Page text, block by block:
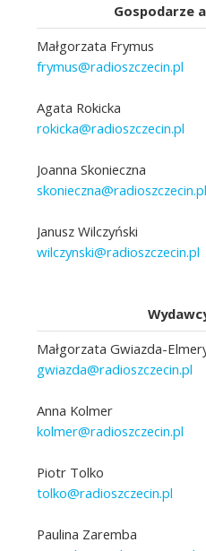
Gospodarze
Małgorzata Frymus
frymus@radioszczecin.pl
Agata Rokicka
rokicka@radioszczecin.pl
Joanna Skonieczna
skonieczna@radioszczecin.pl
Janusz Wilczyński
wilczynski@radioszczecin.pl
Małgorzata Gwiazda-
gwiazda@radioszczecin.pl
Anna Kolmer
kolmer@radioszczecin.pl
Piotr Tolko
tolko@radioszczecin.pl
Paulina Zaremba